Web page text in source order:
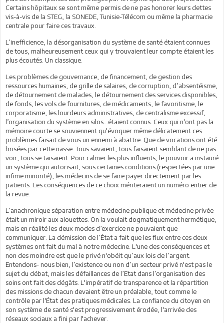
Certains hôpitaux se sont même permis de ne pas honorer leurs dettes
vis-à-vis de la STEG, la SONEDE, Tunisie-Télécom ou même la pharmacie
centrale pour faire ces travaux.
L’inefficience, la désorganisation du système de santé étaient connues
de tous, malheureusement ceux qui y trouvaient leur compte étaient les
plus écoutés. Un classique.
Les problèmes de gouvernance, de financement, de gestion des
ressources humaines, de grille de salaires, de corruption, d’absentéisme,
de détournement de malades, le détournement des services disponibles,
de fonds, les vols de fournitures, de médicaments, le favoritisme, le
corporatisme, les lourdeurs administratives, de centralisme excessif,
l’organisation du système en silos…étaient connus. Ceux qui n'ont pas la
mémoire courte se souviennent qu'évoquer même délicatement ces
problèmes faisait de vous un ennemi à abattre. Que de vocations ont été
brisées par cette nasse. Tous savaient, tous faisaient semblant de ne pas
voir, tous se taisaient. Pour calmer les plus influents, le pouvoir a instauré
un système qui autorisait, sous certaines conditions (respectées par une
infime minorité), les médecins de se faire payer directement par les
patients. Les conséquences de ce choix mériteraient un numéro entier de
la revue.
L’anachronique séparation entre médecine publique et médecine privée
était un miroir aux alouettes. On la voulait dogmatiquement hermétique,
mais en réalité les deux modes d’exercice ne pouvaient que
communiquer. La démission de l’État a fait que les flux entre ces deux
systèmes ont fait du mal à notre médecine. L'une des conséquences et
non des moindre est que le privé n'obéit qu’aux lois de l’argent.
Entendons- nous bien, l’existence ou non d’un secteur privé n'est pas le
sujet du débat, mais les défaillances de l’Etat dans l’organisation des
soins ont fait des dégâts. L'impératif de transparence et la répartition
des missions de chacun devaient être un préalable, tout comme le
contrôle par l'État des pratiques médicales. La confiance du citoyen en
son système de santé s'est progressivement érodée, l'arrivée des
réseaux sociaux a fini par l'achever.